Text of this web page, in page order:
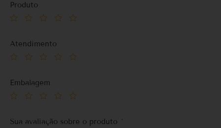
Produto
Atendimento
Embalagem
Sua avaliação sobre o produto *